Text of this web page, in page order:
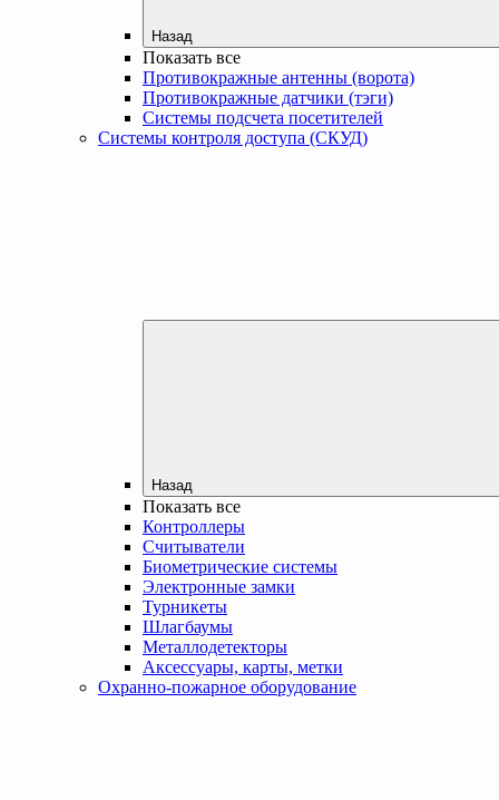
Назад
Показать все
Противокражные антенны (ворота)
Противокражные датчики (тэги)
Системы подсчета посетителей
Системы контроля доступа (СКУД)
Назад
Показать все
Контроллеры
Считыватели
Биометрические системы
Электронные замки
Турникеты
Шлагбаумы
Металлодетекторы
Аксессуары, карты, метки
Охранно-пожарное оборудование